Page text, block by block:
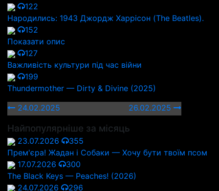
122
Народились: 1943 Джордж Харрісон (The Beatles).
152
Показати опис
127
Важливість культури під час війни
199
Thundermother — Dirty & Divine (2025)
24.02.2025
26.02.2025
Найпопулярніше за місяць
23.07.2026
355
Прем'єра! Жадан і Собаки — Хочу бути твоїм псом
17.07.2026
300
The Black Keys — Peaches! (2026)
24.07.2026
296